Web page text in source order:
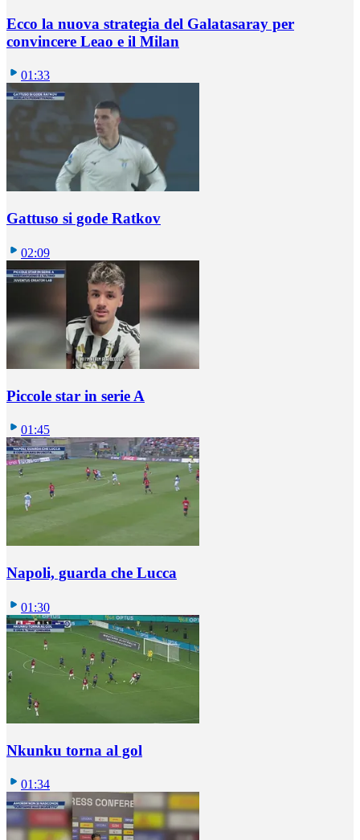
Ecco la nuova strategia del Galatasaray per
convincere Leao e il Milan
01:33
Gattuso si gode Ratkov
02:09
Piccole star in serie A
01:45
Napoli, guarda che Lucca
01:30
Nkunku torna al gol
01:34